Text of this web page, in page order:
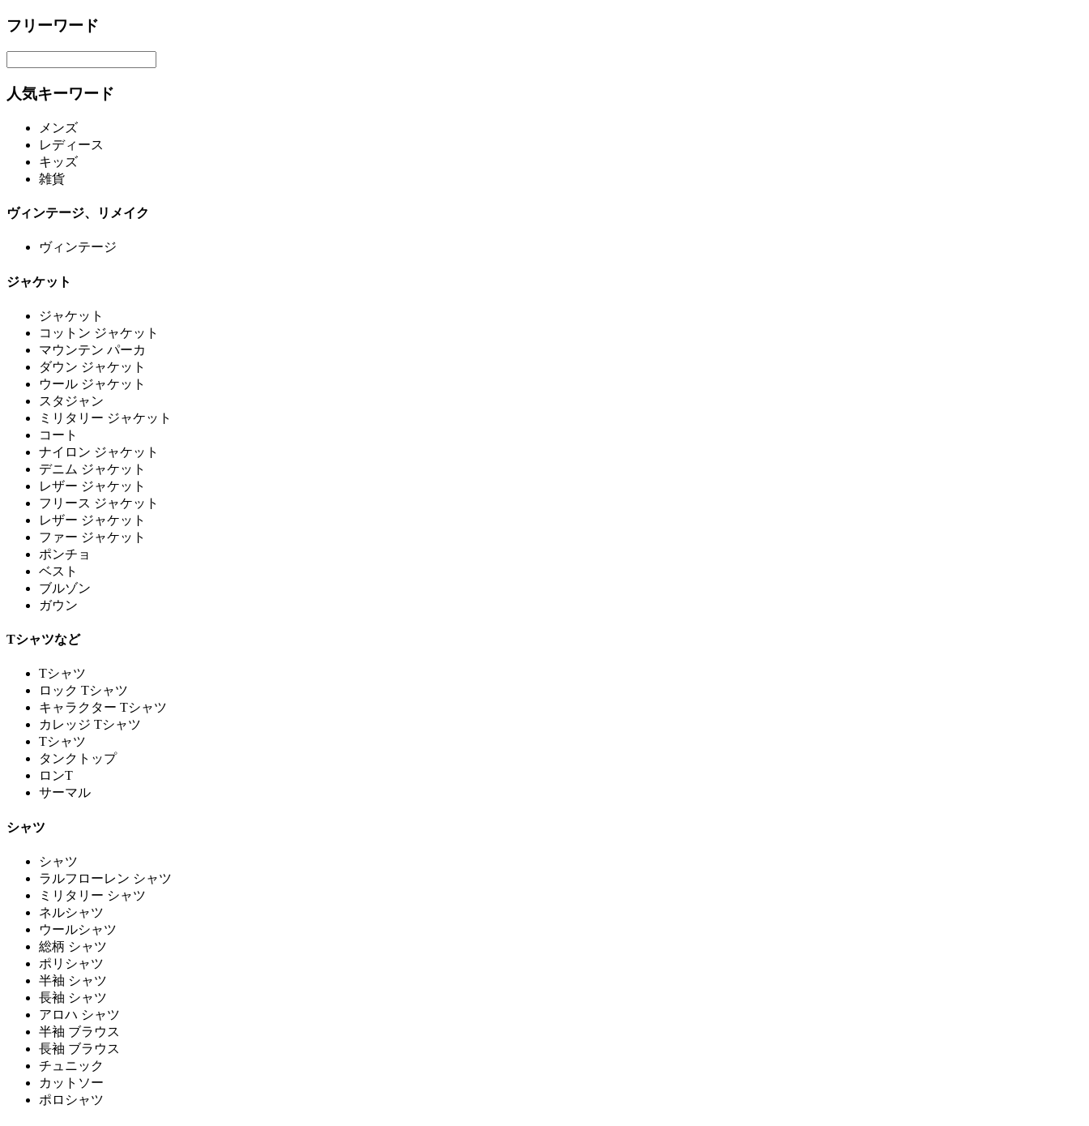
フリーワード
人気キーワード
メンズ
レディース
キッズ
雑貨
ヴィンテージ、リメイク
ヴィンテージ
ジャケット
ジャケット
コットン ジャケット
マウンテン パーカ
ダウン ジャケット
ウール ジャケット
スタジャン
ミリタリー ジャケット
コート
ナイロン ジャケット
デニム ジャケット
レザー ジャケット
フリース ジャケット
レザー ジャケット
ファー ジャケット
ポンチョ
ベスト
ブルゾン
ガウン
Tシャツなど
Tシャツ
ロック Tシャツ
キャラクター Tシャツ
カレッジ Tシャツ
Tシャツ
タンクトップ
ロンT
サーマル
シャツ
シャツ
ラルフローレン シャツ
ミリタリー シャツ
ネルシャツ
ウールシャツ
総柄 シャツ
ポリシャツ
半袖 シャツ
長袖 シャツ
アロハ シャツ
半袖 ブラウス
長袖 ブラウス
チュニック
カットソー
ポロシャツ